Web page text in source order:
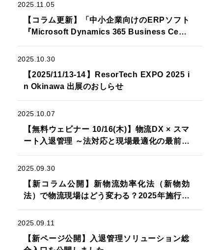
2025.11.05
【コラム更新】「中小企業向けのERPソフト
『Microsoft Dynamics 365 Business Centr
た
2025.10.30
【2025/11/13-14】ResorTech EXPO 2025 i
n Okinawa 出展のおしらせ
2025.10.07
【無料ウェビナー 10/16(木)】物流DX × スマ
ート入退管理 ～法対応と現場最適化の最前線
2025.09.30
【新コラム公開】新物流効率化法（新物効
法）で物流現場はどう変わる？2025年施行の
2025.09.11
【新ページ公開】入退管理ソリューション総